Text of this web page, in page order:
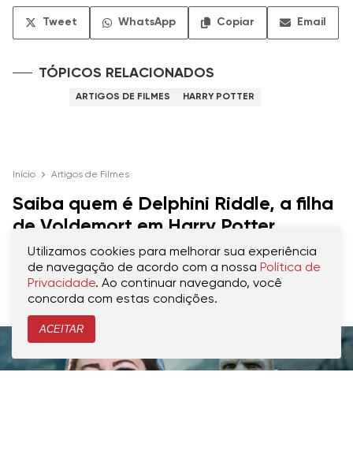
Tweet WhatsApp Copiar Email
TÓPICOS RELACIONADOS
ARTIGOS DE FILMES HARRY POTTER
Início Artigos de Filmes
Saiba quem é Delphini Riddle, a filha
de Voldemort em Harry Potter
Vilã misteriosa de A Criança Amaldiçoada
não agradou os fãs
PUBLICADO 26.03.2025, ÀS 19H00
Utilizamos cookies para melhorar sua experiência
de navegação de acordo com a nossa Política de
Privacidade. Ao continuar navegando, você
concorda com estas condições.
ACEITAR